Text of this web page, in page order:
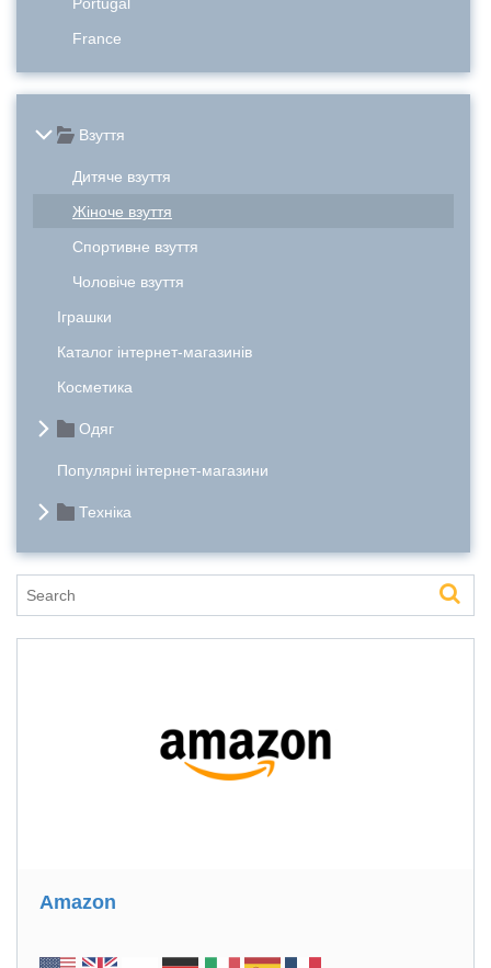
France
Взуття
Дитяче взуття
Жіноче взуття
Спортивне взуття
Чоловіче взуття
Іграшки
Каталог інтернет-магазинів
Косметика
Одяг
Популярні інтернет-магазини
Техніка
Amazon